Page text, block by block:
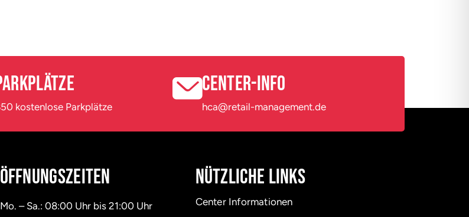
kostenlose Parkplätze
Center-Info
hca@retail-management.de
Öffnungszeiten
Mo. – Sa.: 08:00 Uhr bis 21:00 Uhr
Nützliche Links
Center Informationen